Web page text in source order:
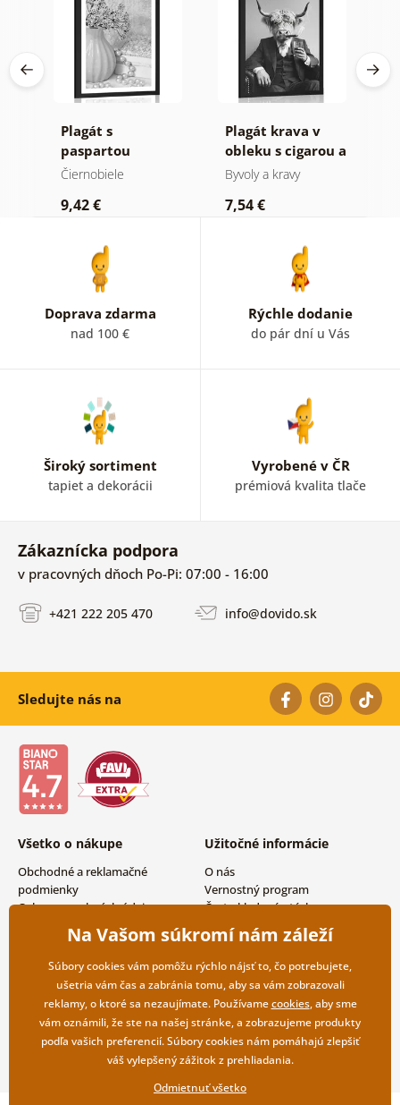
Plagát s
paspartou
luxusné zátišie v
prevedení
Čiernobiele
9,42 €
Plagát krava v
obleku s cigarou a
whiskey
Byvoly a kravy
7,54 €
Doprava zdarma
nad 100 €
Rýchle dodanie
do pár dní u Vás
Široký sortiment
tapiet a dekorácii
Vyrobené v ČR
prémiová kvalita tlače
Zákaznícka podpora
v pracovných dňoch Po-Pi: 07:00 - 16:00
+421 222 205 470 info@dovido.sk
Sledujte nás na
Všetko o nákupe
Obchodné a reklamačné
podmienky
Ochrana osobných údajov
Možnosti dopravy a platby
Vrátenie tovaru
Užitočné informácie
O nás
Vernostný program
Často kladené otázky
Magazín
Kontakty
Veľkoobchodná spolupráca
Na Vašom súkromí nám záleží
Súbory cookies vám pomôžu rýchlo nájsť to, čo potrebujete,
ušetria vám čas a zabránia tomu, aby sa vám zobrazovali
reklamy, o ktoré sa nezaujímate. Používamecookies, aby sme
vám oznámili, že ste na našej stránke, a zobrazujeme produkty
podľa vašich preferencií. Súbory cookies nám pomáhajú zlepšiť
váš vylepšený zážitok z prehliadania.
Odmietnuť všetko